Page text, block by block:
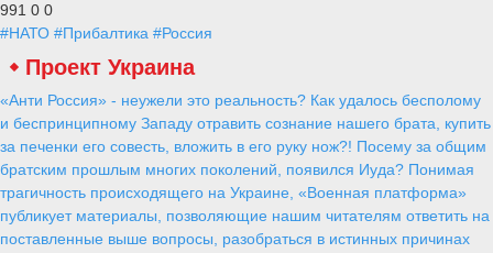
991 0 0
#НАТО #Прибалтика #Россия
Проект Украина
«Анти Россия» - неужели это реальность? Как удалось бесполому
и беспринципному Западу отравить сознание нашего брата, купить
за печенки его совесть, вложить в его руку нож?! Посему за общим
братским прошлым многих поколений, появился Иуда? Понимая
трагичность происходящего на Украине, «Военная платформа»
публикует материалы, позволяющие нашим читателям ответить на
поставленные выше вопросы, разобраться в истинных причинах